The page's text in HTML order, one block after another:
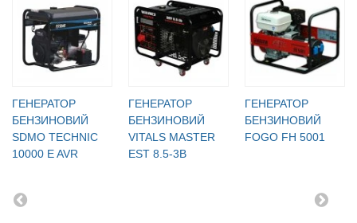
ГЕНЕРАТОР
БЕНЗИНОВИЙ
SDMO TECHNIC
10000 E AVR
ГЕНЕРАТОР
БЕНЗИНОВИЙ
VITALS MASTER
EST 8.5-3B
ГЕНЕРАТОР
БЕНЗИНОВИЙ
FOGO FH 5001